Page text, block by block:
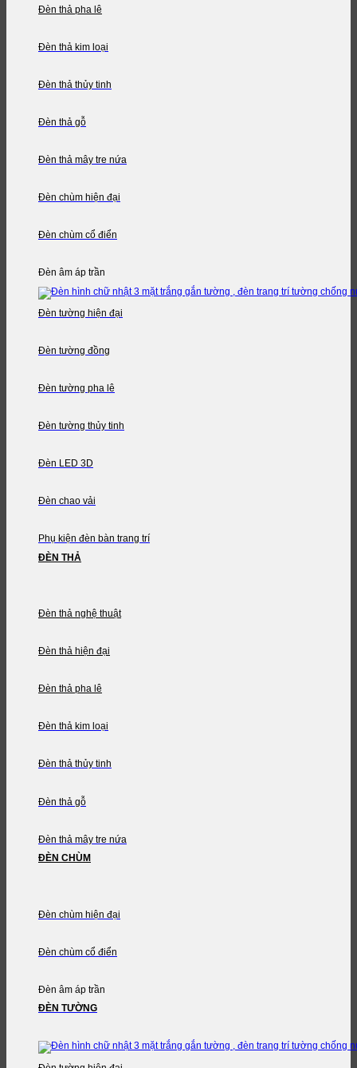
Đèn thả pha lê
Đèn thả kim loại
Đèn thả thủy tinh
Đèn thả gỗ
Đèn thả mây tre nứa
Đèn chùm hiện đại
Đèn chùm cổ điển
Đèn âm áp trần
Đèn tường hiện đại
Đèn tường đồng
Đèn tường pha lê
Đèn tường thủy tinh
Đèn LED 3D
Đèn chao vải
Phụ kiện đèn bàn trang trí
ĐÈN THẢ
Đèn thả nghệ thuật
Đèn thả hiện đại
Đèn thả pha lê
Đèn thả kim loại
Đèn thả thủy tinh
Đèn thả gỗ
Đèn thả mây tre nứa
ĐÈN CHÙM
Đèn chùm hiện đại
Đèn chùm cổ điển
Đèn âm áp trần
ĐÈN TƯỜNG